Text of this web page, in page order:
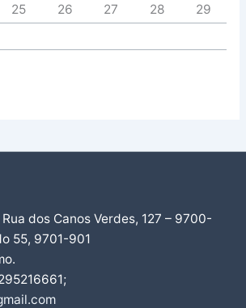
25 26 27 28
29
dos Canos Verdes, 127 – 9700-
55, 9701-901